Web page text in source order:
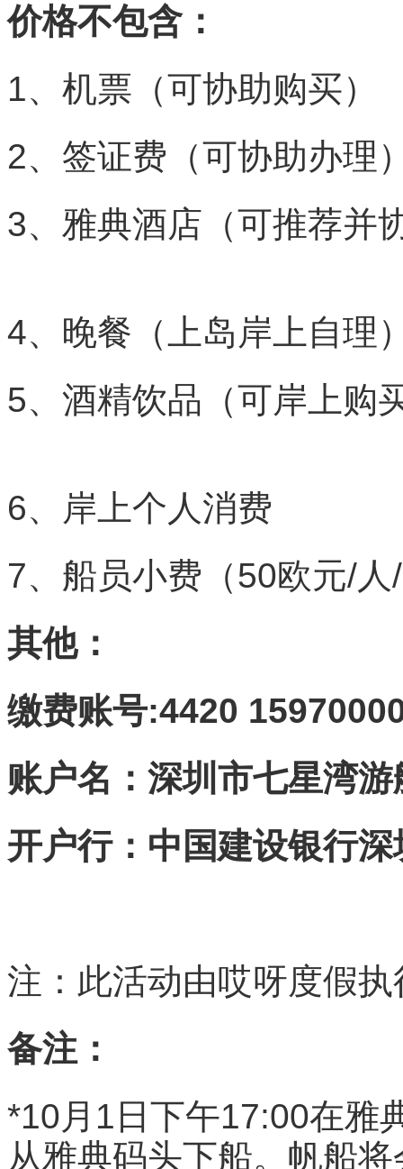
价格不包含：
1、机票（可协助购买）
2、签证费（可协助办理
3、雅典酒店（
4、晚餐（上岛岸上自理
5、酒精饮品（
6、岸上个人消费
7、船员小费（50欧元/
其他：
缴费账号:4420
账户名：深圳市七星湾
开户行：中国建设银行
注：此活动由哎呀度假执
备注：
*10月1日下午17:00在雅
从雅典码头下船。帆船